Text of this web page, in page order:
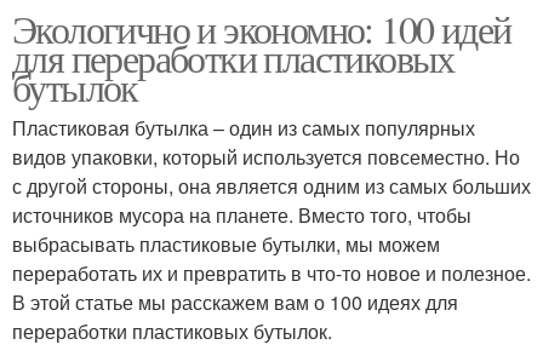
Экологично и экономно: 100 идей
для переработки пластиковых
бутылок
Пластиковая бутылка – один из самых популярных
видов упаковки, который используется повсеместно. Но
с другой стороны, она является одним из самых больших
источников мусора на планете. Вместо того, чтобы
выбрасывать пластиковые бутылки, мы можем
переработать их и превратить в что-то новое и полезное.
В этой статье мы расскажем вам о 100 идеях для
переработки пластиковых бутылок.